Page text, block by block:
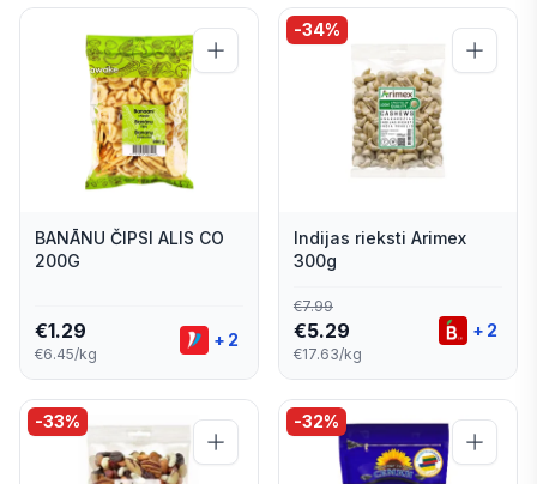
BANĀNU ČIPSI ALIS CO
200G
€1.29
€6.45/kg
+ 2
-34%
Indijas rieksti Arimex
300g
€7.99
€5.29
€17.63/kg
+ 2
-33% -32%